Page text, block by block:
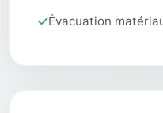
Évacuation